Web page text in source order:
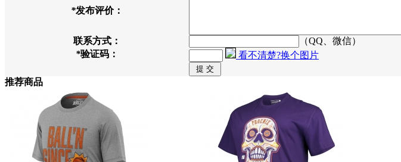
*发布评价：
联系方式：
（QQ、微信）
*验证码： 看不清楚?换个图片
推荐商品